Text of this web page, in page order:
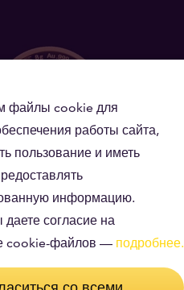
Доступность
монета Китайская
Панда 2026
файлы cookie для
работы сайта,
пользование и иметь
информацию.
согласие на
cookie-файлов — подробнее.